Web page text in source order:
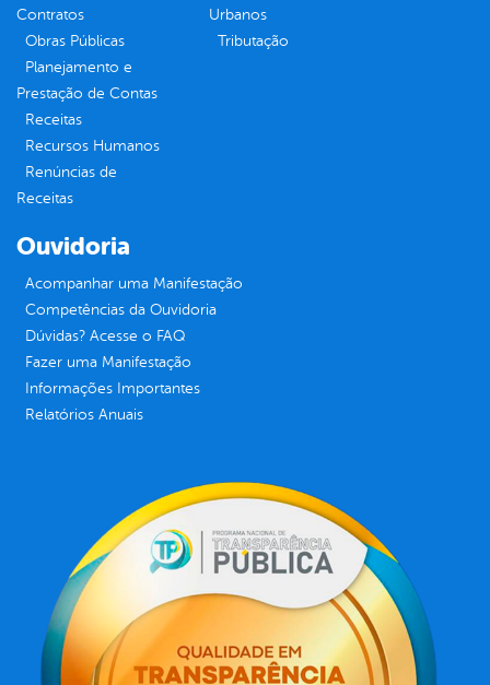
Contratos
Obras Públicas
Planejamento e
Prestação de Contas
Receitas
Recursos Humanos
Renúncias de
Receitas
Urbanos
Tributação
Ouvidoria
Acompanhar uma Manifestação
Competências da Ouvidoria
Dúvidas? Acesse o FAQ
Fazer uma Manifestação
Informações Importantes
Relatórios Anuais